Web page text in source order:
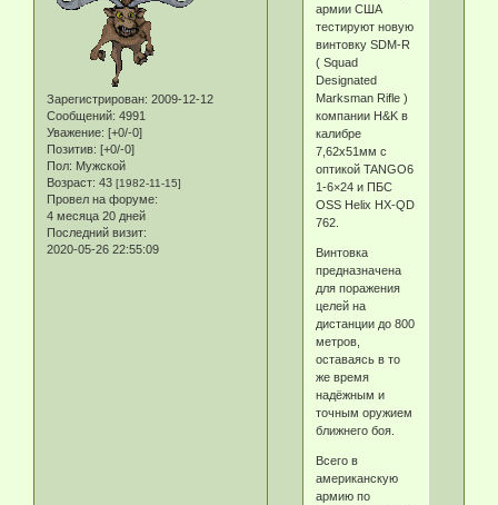
Зарегистрирован: 2009-12-12
Сообщений: 4991
Уважение: [+0/-0]
Позитив: [+0/-0]
Пол: Мужской
Возраст: 43 [1982-11-15]
Провел на форуме:
4 месяца 20 дней
Последний визит:
2020-05-26 22:55:09
армии США
тестируют новую
винтовку SDM-R
( Squad
Designated
Marksman Rifle )
компании H&K в
калибре
7,62x51мм с
оптикой TANGO6
1-6×24 и ПБС
OSS Helix HX-QD
762.
Винтовка
предназначена
для поражения
целей на
дистанции до 800
метров,
оставаясь в то
же время
надёжным и
точным оружием
ближнего боя.
Всего в
американскую
армию по